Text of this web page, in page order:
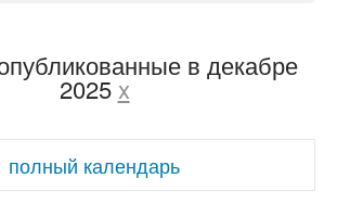
Слово Дело
Народные
ВТРК
в декабре
2025 x
полный календарь